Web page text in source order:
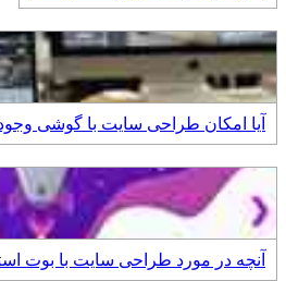
آیا امکان طراحی سایت با گوشی
آنچه در مورد طراحی سایت با بوت